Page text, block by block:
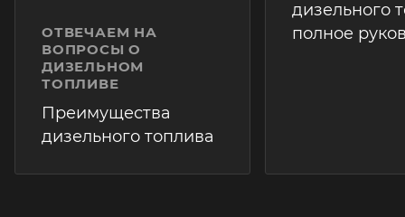
ОТВЕЧАЕМ НА
ВОПРОСЫ О
ДИЗЕЛЬНОМ
ТОПЛИВЕ
Преимущества
дизельного топлива
ОТВЕЧАЕМ